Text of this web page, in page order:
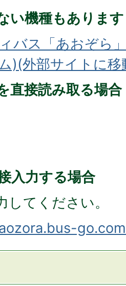
い機種もあります
バス「あおぞら
)(外部サイトに
直接読み取る場合
入力する場合
してください。
go.com